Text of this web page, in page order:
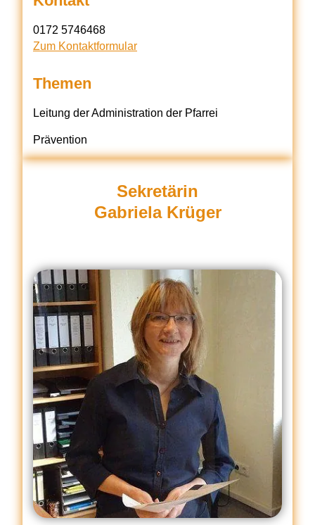
0172 5746468
Zum Kontaktformular
Themen
Leitung der Administration der Pfarrei
Prävention
Sekretärin
Gabriela Krüger